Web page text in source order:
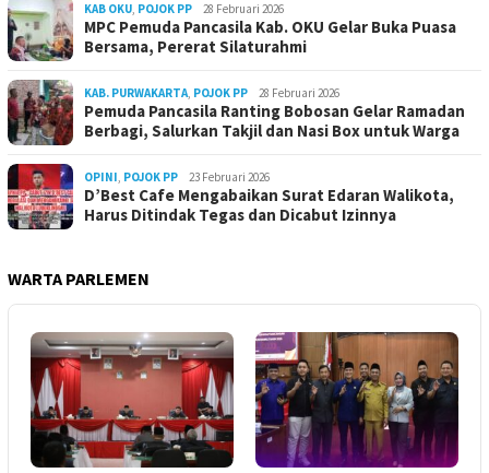
KAB OKU, POJOK PP 28 Februari 2026
MPC Pemuda Pancasila Kab. OKU Gelar Buka Puasa
Bersama, Pererat Silaturahmi
KAB. PURWAKARTA, POJOK PP 28 Februari 2026
Pemuda Pancasila Ranting Bobosan Gelar Ramadan
Berbagi, Salurkan Takjil dan Nasi Box untuk Warga
OPINI, POJOK PP 23 Februari 2026
D’Best Cafe Mengabaikan Surat Edaran Walikota,
Harus Ditindak Tegas dan Dicabut Izinnya
WARTA PARLEMEN